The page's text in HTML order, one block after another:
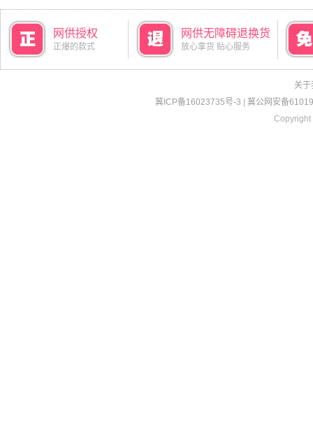
网供授权
正爆的款式
网供无障碍退换货
放心拿货 贴心服务
关于
冀ICP备16023735号-3
冀公网安备